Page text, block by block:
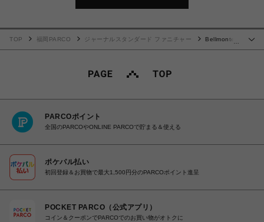
TOP 福岡PARCO ジャーナルスタンダード ファニチャー
Bellmonte
PARCOポイント
全国のPARCOやONLINE PARCOで貯まる＆使える
ポケパル払い
初回登録＆お買物で最大1,500円分のPARCOポイント進呈
POCKET PARCO（公式アプリ）
コイン＆クーポンでPARCOでのお買い物がオトクに